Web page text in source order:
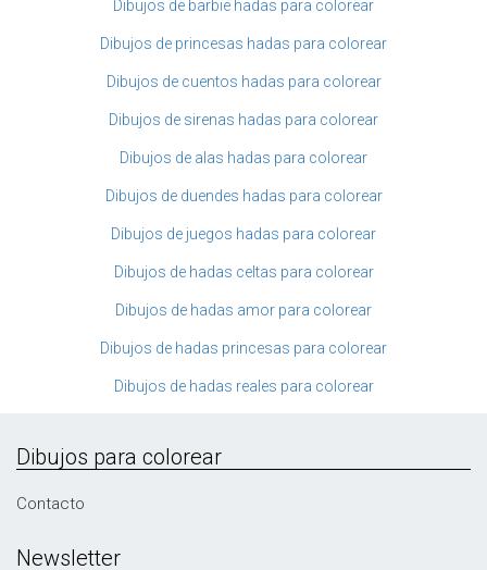
Dibujos de barbie hadas para colorear
Dibujos de princesas hadas para colorear
Dibujos de cuentos hadas para colorear
Dibujos de sirenas hadas para colorear
Dibujos de alas hadas para colorear
Dibujos de duendes hadas para colorear
Dibujos de juegos hadas para colorear
Dibujos de hadas celtas para colorear
Dibujos de hadas amor para colorear
Dibujos de hadas princesas para colorear
Dibujos de hadas reales para colorear
Dibujos para colorear
Contacto
Newsletter